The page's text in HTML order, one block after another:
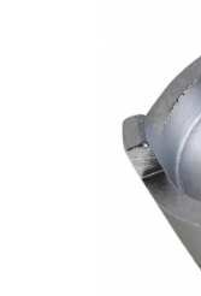
NÁPLNĚ A KAPALINY
NÁHRADNÍ DÍLY
MONTÁŽNÍ SLUŽBY